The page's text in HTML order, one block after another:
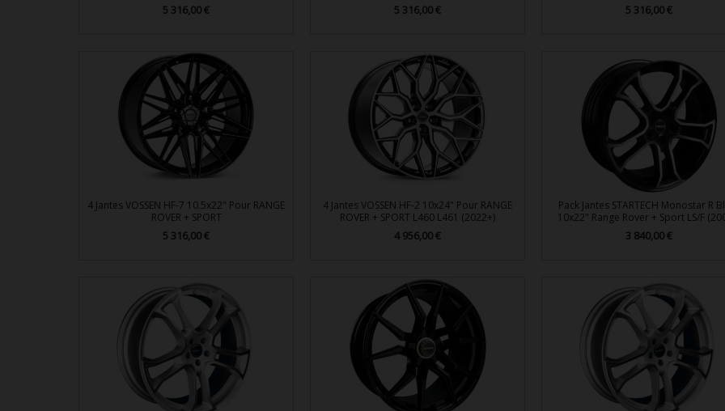
Prix
5 316,00 €
Aperçu rapide
Prix
5 316,00 € Prix
5 316,00 €
4 Jantes VOSSEN HF-7 10.5x22" Pour RANGE
ROVER + SPORT
Prix
5 316,00 €
4 Jantes VOSSEN HF-2 10x24" Pour RANGE
ROVER + SPORT L460 L461 (2022+)
Prix
4 956,00 €
Pack Jantes STARTECH Monostar R
10x22" Range Rover + Sport LS/F
Prix
3 840,00 €